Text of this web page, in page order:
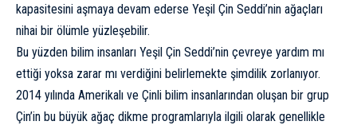
kapasitesini aşmaya devam ederse Yeşil Çin Seddi’nin ağaçları
nihai bir ölümle yüzleşebilir.
Bu yüzden bilim insanları Yeşil Çin Seddi’nin çevreye yardım mı
ettiği yoksa zarar mı verdiğini belirlemekte şimdilik zorlanıyor.
2014 yılında Amerikalı ve Çinli bilim insanlarından oluşan bir grup
Çin’in bu büyük ağaç dikme programlarıyla ilgili olarak genellikle